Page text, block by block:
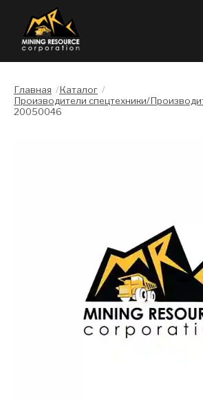
Главная /Каталог /
Производители спецтехники/
20050046